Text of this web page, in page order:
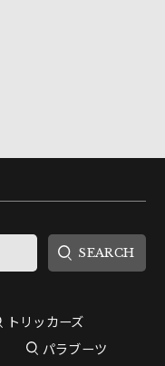
トリッカーズ
パラブーツ